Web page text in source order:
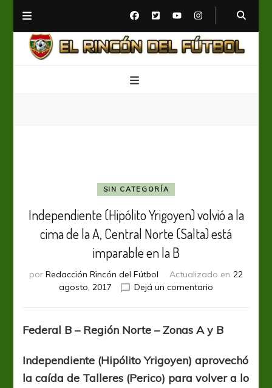
SIN CATEGORÍA
Independiente (Hipólito Yrigoyen) volvió a la
cima de la A, Central Norte (Salta) está
imparable en la B
por Redacción Rincón del Fútbol Actualizado en 22
agosto, 2017
Dejá un comentario
Yrigoyen)
volvió
la
cima
Federal B – Región Norte – Zonas A y B
Independiente (Hipólito Yrigoyen) aprovechó
la caída de Talleres (Perico) para volver a lo